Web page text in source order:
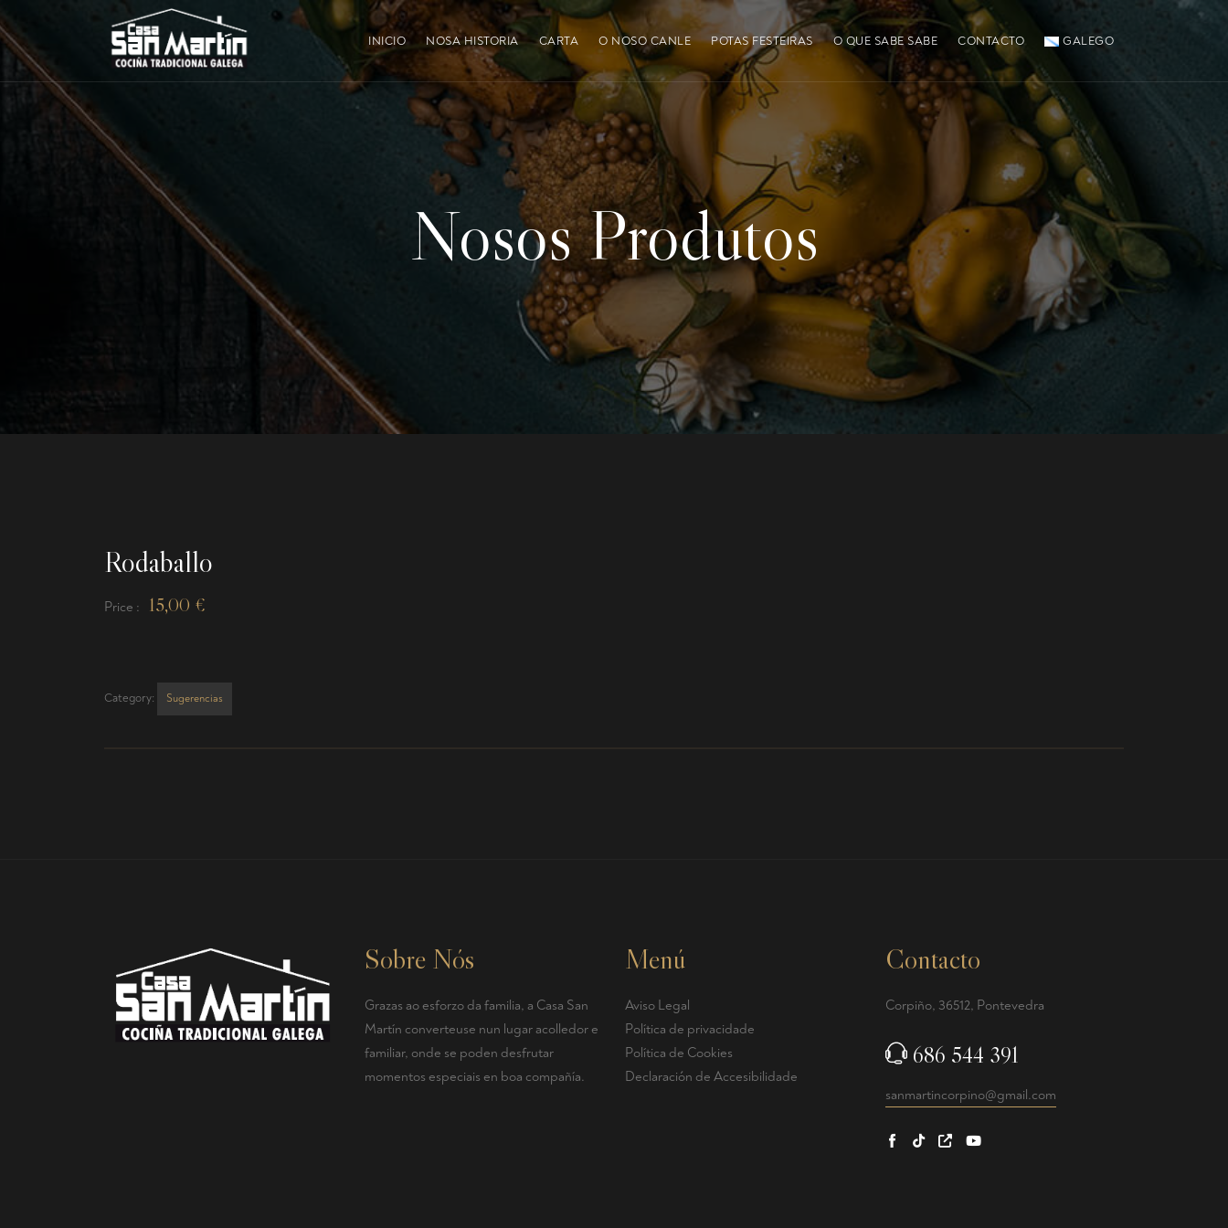
INICIO NOSA HISTORIA CARTA O NOSO CANLE POTAS FESTEIRAS O QUE SABE SABE CONTACTO GALEGO
Nosos Produtos
Rodaballo
Price : 15,00 €
Category: Sugerencias
Sobre Nós
Grazas ao esforzo da familia, a Casa San
Martín converteuse nun lugar acolledor e
familiar, onde se poden desfrutar
momentos especiais en boa compañía.
Menú
Aviso Legal
Política de privacidade
Política de Cookies
Declaración de Accesibilidade
Contacto
Corpiño, 36512, Pontevedra
686 544 391
sanmartincorpino@gmail.com